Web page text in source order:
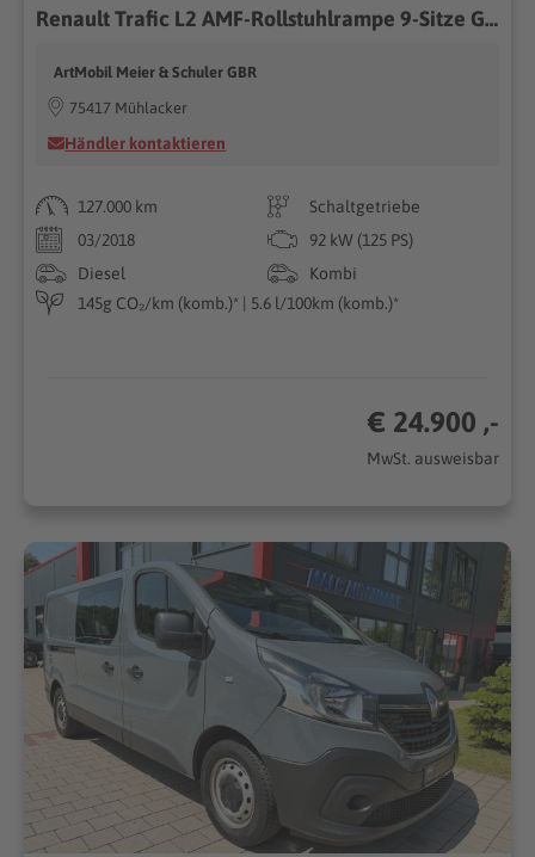
Renault Trafic L2 AMF-Rollstuhlrampe 9-Sitze Garantie*
ArtMobil Meier & Schuler GBR
75417 Mühlacker
Händler kontaktieren
127.000 km
Schaltgetriebe
03/2018
92 kW (125 PS)
Diesel
Kombi
145g CO₂/km (komb.)* | 5.6 l/100km (komb.)*
€ 24.900 ,-
MwSt. ausweisbar